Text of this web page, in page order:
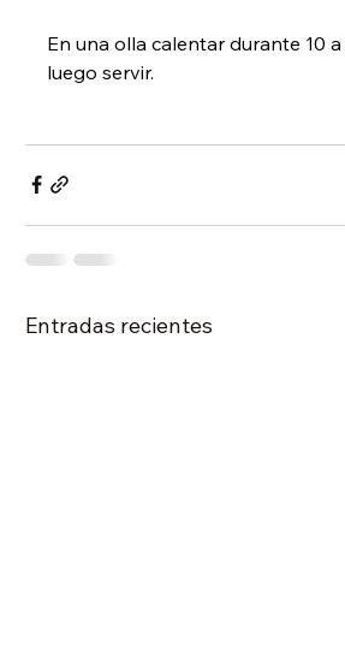
En una olla calentar durante 10
luego servir.
Entradas recientes